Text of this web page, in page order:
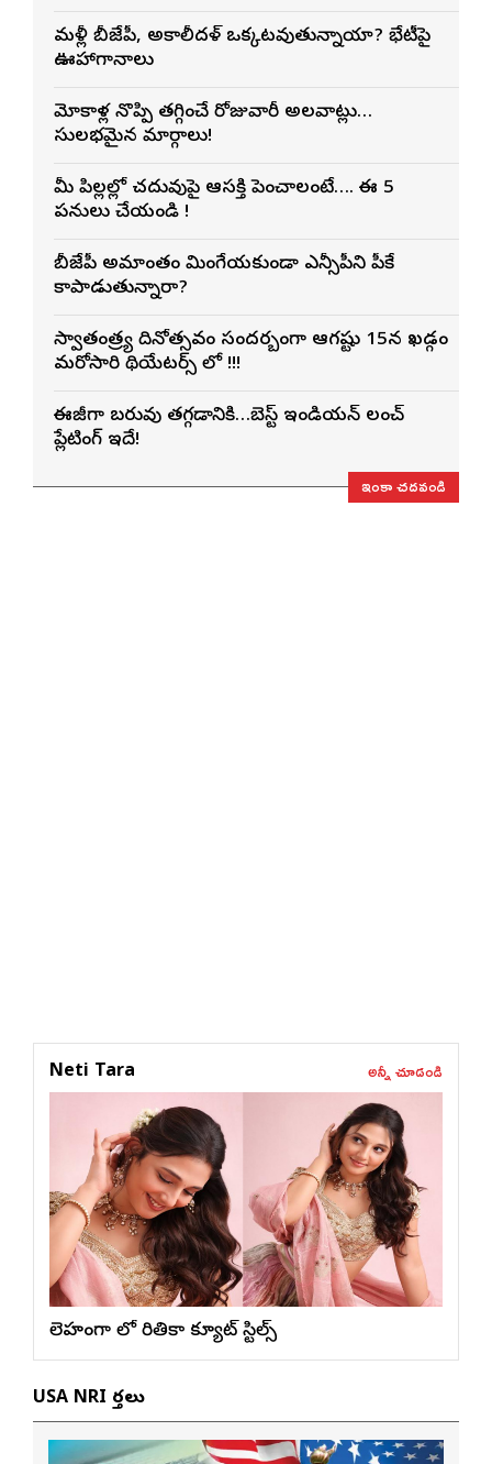
మళ్లీ బీజేపీ, అకాలీదళ్ ఒక్కటవుతున్నాయా? భేటీపై
ఊహాగానాలు
మోకాళ్ల నొప్పి తగ్గించే రోజువారీ అలవాట్లు…
సులభమైన మార్గాలు!
మీ పిల్లల్లో చదువుపై ఆసక్తి పెంచాలంటే…. ఈ 5
పనులు చేయండి !
బీజేపీ అమాంతం మింగేయకుండా ఎన్సీపీని పీకే
కాపాడుతున్నారా?
స్వాతంత్ర్య దినోత్సవం సందర్బంగా ఆగష్టు 15న ఖడ్గం
మరోసారి థియేటర్స్ లో !!!
ఈజీగా బరువు తగ్గడానికి…బెస్ట్ ఇండియన్ లంచ్
ప్లేటింగ్ ఇదే!
ఇంకా చదవండి
Neti Tara అన్నీ చూడండి
లెహంగా లో రితికా క్యూట్ స్టిల్స్
USA NRI వార్తలు